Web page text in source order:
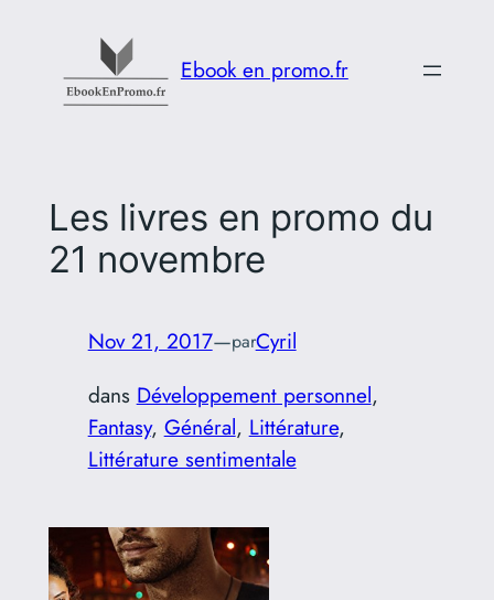
contenu
Ebook en promo.fr
Les livres en promo du
21 novembre
Nov 21, 2017—parCyril
dans Développement personnel
Fantasy, Général, Littérature
Littérature sentimentale